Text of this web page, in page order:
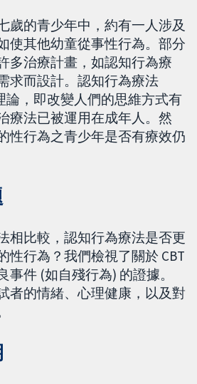
歲的青少年中，約有一人涉及
使其他幼童從事性行為。部分
多治療計畫，如認知行為療
求而設計。認知行為療法
論，即改變人們的思維方式有
療法已被運用在成年人。然
性行為之青少年是否有療效仍
相比較，認知行為療法是否更
性行為？我們檢視了關於 CBT
事件 (如自殘行為) 的證據。
者的情緒、心理健康，以及對